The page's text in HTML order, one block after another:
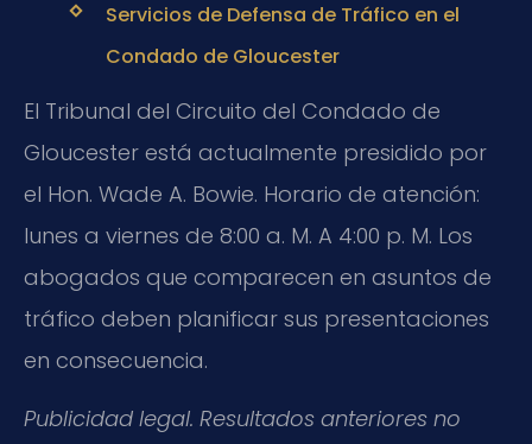
Servicios de Defensa de Tráfico en el
Condado de Gloucester
El Tribunal del Circuito del Condado de
Gloucester está actualmente presidido por
el Hon. Wade A. Bowie. Horario de atención:
lunes a viernes de 8:00 a. M. A 4:00 p. M. Los
abogados que comparecen en asuntos de
tráfico deben planificar sus presentaciones
en consecuencia.
Publicidad legal. Resultados anteriores no